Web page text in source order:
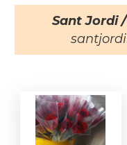
Sant Jordi